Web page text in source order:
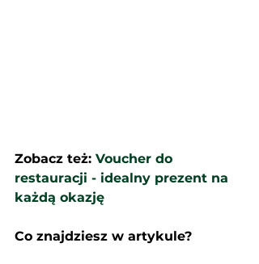
Zobacz też: Voucher do
restauracji - idealny prezent na
każdą okazję
Co znajdziesz w artykule?